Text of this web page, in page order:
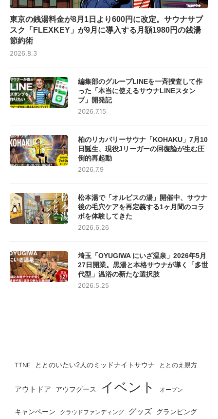
東京の銭湯料金が8月1日より600円に改定。サウナサブ
スク「FLEXKEY」が9月に導入する月額1980円の銭湯
節約術
2026.8.3
編集部のグループLINEを一斉捜査して作
った「本当に使えるサウナLINEスタン
プ」開発記
2026.7.15
柏のリカバリーサウナ「KOHAKU」7月10
日誕生、現役Jリーガーの回復論が生む圧
倒的再起動
2026.7.9
松本湯で「オルビスの湯」開催中、サウナ
後の毛穴ケアを再定義する1ヶ月間のコラ
ボを体験してきた
2026.6.26
埼玉「OYUGIWA にいざ温泉」2026年5月
27日開業。黒湯と本格サウナが導く「多世
代型」温浴の新たな選択肢
2026.5.25
TTNE ととのいたい2人のミッドナイトサウナ ととのえ親方
アウトドア アウフグース イベント オープン
キャンペーン クラウドファンディング グッズ グランピング